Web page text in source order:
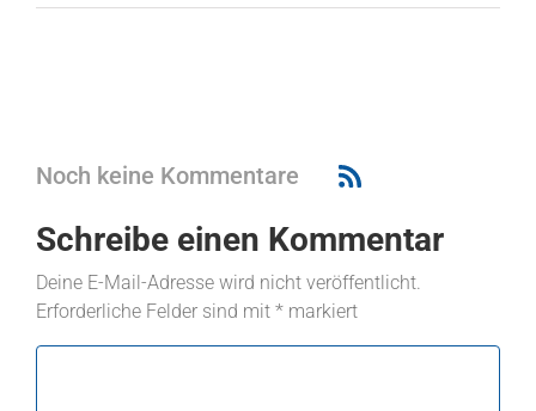
Noch keine Kommentare
Schreibe einen Kommentar
Deine E-Mail-Adresse wird nicht veröffentlicht.
Erforderliche Felder sind mit * markiert